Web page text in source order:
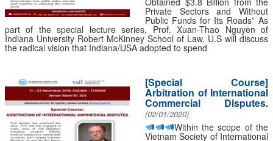
Private Sectors and Without
Public Funds for Its Roads” As
part of the special lecture series, Prof. Xuan-Thao Nguyen of
Indiana University Robert McKinney School of Law, U.S will discuss
the radical vision that Indiana/USA adopted to spend
[Special Course]
Arbitration of International
Commercial Disputes.
(02/01/2020)
Within the scope of the
Vietnam Society of International